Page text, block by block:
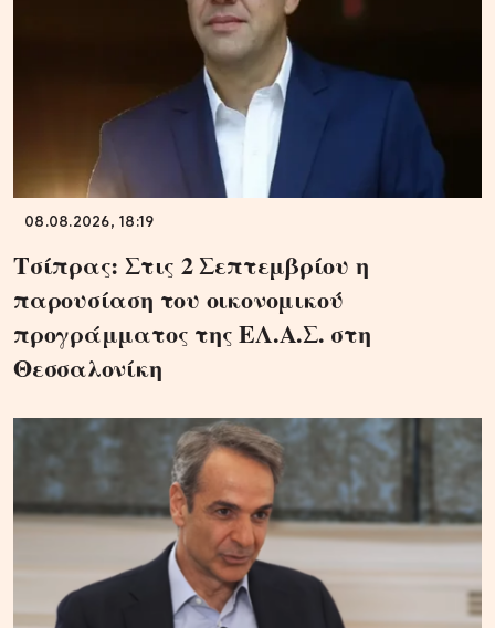
08.08.2026, 18:19
Τσίπρας: Στις 2 Σεπτεμβρίου η
παρουσίαση του οικονομικού
προγράμματος της ΕΛ.Α.Σ. στη
Θεσσαλονίκη